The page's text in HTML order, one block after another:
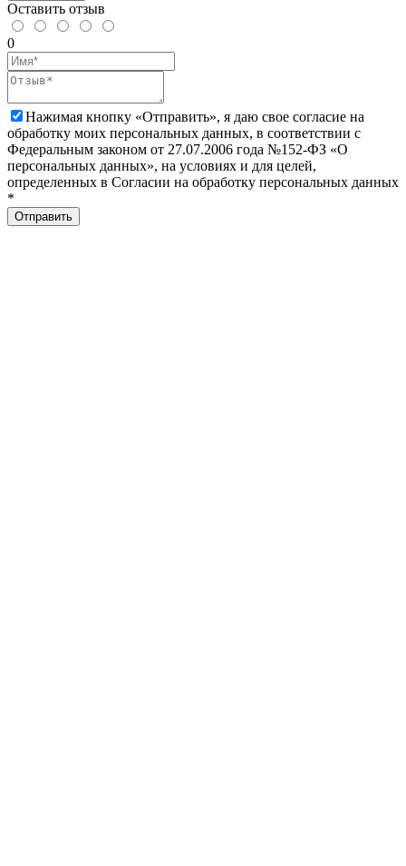
Оставить отзыв
0
Нажимая кнопку «Отправить», я даю свое согласие на
обработку моих персональных данных, в соответствии с
Федеральным законом от 27.07.2006 года №152-ФЗ «О
персональных данных», на условиях и для целей,
определенных в Согласии на обработку персональных данных
*
Отправить